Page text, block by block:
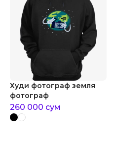
Худи фотограф земля
фотограф
260 000 сум